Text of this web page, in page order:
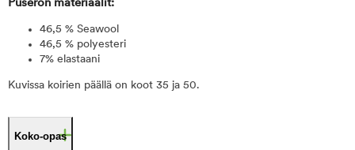
Puseron materiaalit:
46,5 % Seawool
46,5 % polyesteri
7% elastaani
Kuvissa koirien päällä on koot 35 ja 50.
Koko-opas